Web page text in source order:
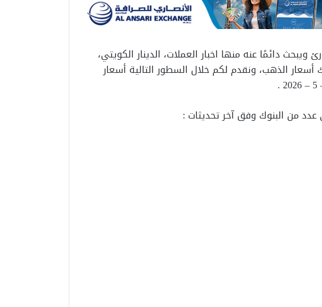
دائمًا عنه منها اخبار العملات، الدينار الكويتي،
أسعار الذهب، ونقدم لكم خلال السطور التالية أسعار
عدد من البنوك وفق آخر تحديثات :